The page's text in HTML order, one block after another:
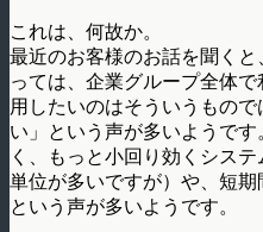
これは、何故か。
最近のお客様のお話を聞く
っては、企業グループ全体
用したいのはそういうもの
い」という声が多いようで
く、もっと小回り効くシス
単位が多いですが）や、短期
という声が多いようです。